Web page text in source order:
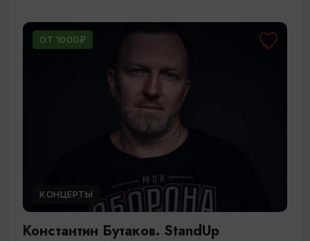
ОТ 1000₽
КОНЦЕРТЫ
Константин Бутаков. StandUp